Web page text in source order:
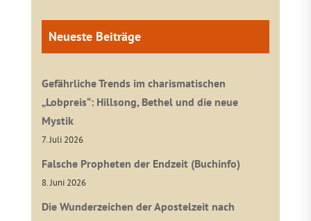
Neueste Beiträge
Gefährliche Trends im charismatischen
„Lobpreis“: Hillsong, Bethel und die neue
Mystik
7. Juli 2026
Falsche Propheten der Endzeit (Buchinfo)
8. Juni 2026
Die Wunderzeichen der Apostelzeit nach